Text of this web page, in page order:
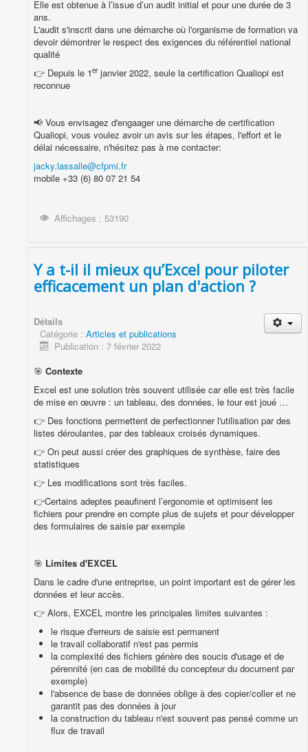
Elle est obtenue à l’issue d’un audit initial et pour une durée de 3
ans.
L'audit s'inscrit dans une démarche où l'organisme de formation va
devoir démontrer le respect des exigences du référentiel national
qualité
👉 Depuis le 1er janvier 2022, seule la certification Qualiopi est
reconnue
📢 Vous envisagez d'engaager une démarche de certification
Qualiopi, vous voulez avoir un avis sur les étapes, l'effort et le
délai nécessaire, n'hésitez pas à me contacter:
jacky.lassalle@cfpmi.fr
mobile +33 (6) 80 07 21 54
Affichages : 53190
Y a t-il il mieux qu’Excel pour piloter
efficacement un plan d'action ?
Détails
Catégorie : Articles et publications
Publication : 7 février 2022
🎯 Contexte
Excel est une solution très souvent utilisée car elle est très facile
de mise en œuvre : un tableau, des données, le tour est joué …
👉 Des fonctions permettent de perfectionner l'utilisation par des
listes déroulantes, par des tableaux croisés dynamiques.
👉 On peut aussi créer des graphiques de synthèse, faire des
statistiques
👉 Les modifications sont très faciles.
👉Certains adeptes peaufinent l’ergonomie et optimisent les
fichiers pour prendre en compte plus de sujets et pour développer
des formulaires de saisie par exemple
🎯 Limites d'EXCEL
Dans le cadre d'une entreprise, un point important est de gérer les
données et leur accès.
👉 Alors, EXCEL montre les principales limites suivantes :
le risque d'erreurs de saisie est permanent
le travail collaboratif n'est pas permis
la complexité des fichiers génère des soucis d'usage et de
pérennité (en cas de mobilité du concepteur du document par
exemple)
l'absence de base de données oblige à des copier/coller et ne
garantit pas des données à jour
la construction du tableau n'est souvent pas pensé comme un
flux de travail